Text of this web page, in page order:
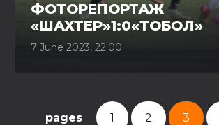
ФОТОРЕПОРТАЖ
«ШАХТЕР»1:0«ТОБОЛ»
7 June 2023, 22:00
pages 1 2 3